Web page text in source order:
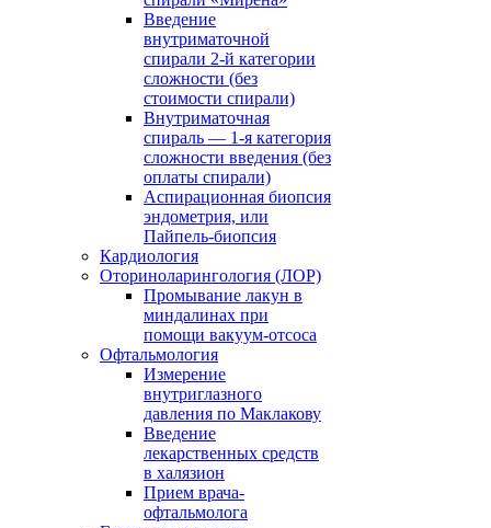
Введение
внутриматочной
спирали 2-й категории
сложности (без
стоимости спирали)
Внутриматочная
спираль — 1-я категория
сложности введения (без
оплаты спирали)
Аспирационная биопсия
эндометрия, или
Пайпель-биопсия
Кардиология
Оториноларингология (ЛОР)
Промывание лакун в
миндалинах при
помощи вакуум-отсоса
Офтальмология
Измерение
внутриглазного
давления по Маклакову
Введение
лекарственных средств
в халязион
Прием врача-
офтальмолога